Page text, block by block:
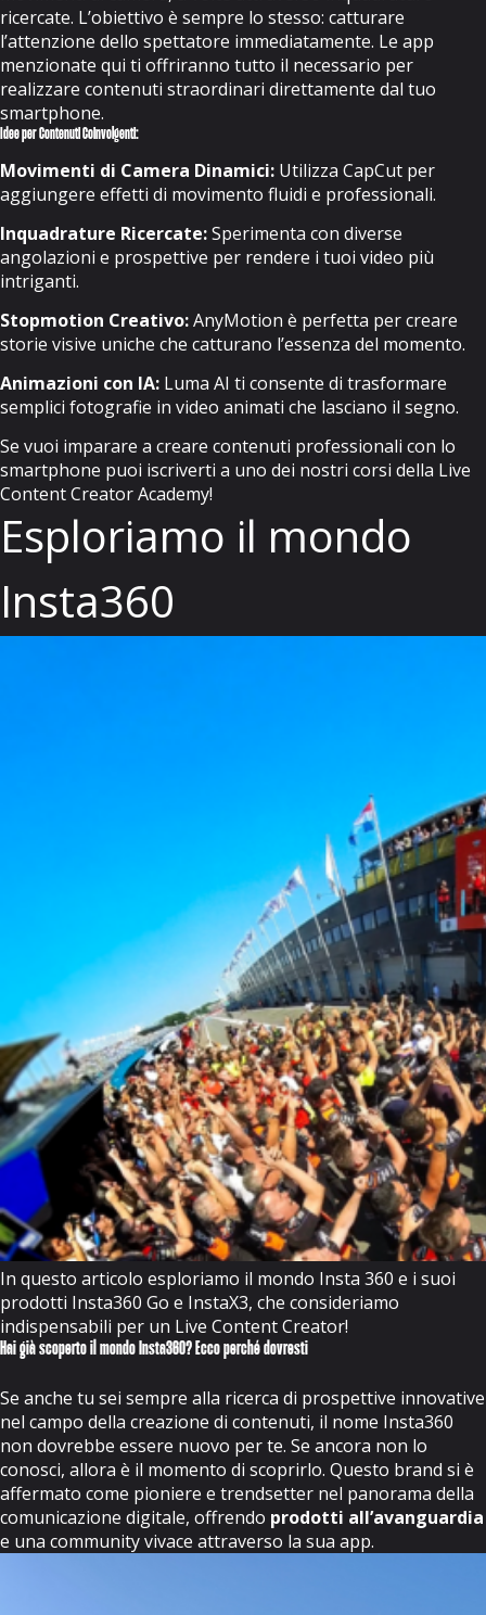
ricercate. L’obiettivo è sempre lo stesso: catturare
l’attenzione dello spettatore immediatamente. Le app
menzionate qui ti offriranno tutto il necessario per
realizzare contenuti straordinari direttamente dal tuo
smartphone.
Idee per Contenuti Coinvolgenti:
Movimenti di Camera Dinamici: Utilizza CapCut per
aggiungere effetti di movimento fluidi e professionali.
Inquadrature Ricercate:Sperimenta con diverse
angolazioni e prospettive per rendere i tuoi video più
intriganti.
Stopmotion Creativo:AnyMotion è perfetta per creare
storie visive uniche che catturano l’essenza del momento.
Animazioni con IA: Luma AI ti consente di trasformare
semplici fotografie in video animati che lasciano il segno.
Se vuoi imparare a creare contenuti professionali con lo
smartphone puoi iscriverti a uno dei nostri corsi della Live
Content Creator Academy!
Esploriamo il mondo
Insta360
In questo articolo esploriamo il mondo Insta 360 e i suoi
prodotti Insta360 Go e InstaX3, che consideriamo
indispensabili per un Live Content Creator!
Hai già scoperto il mondo Insta360? Ecco perché dovresti
Se anche tu sei sempre alla ricerca di prospettive innovative
nel campo della creazione di contenuti, il nome Insta360
non dovrebbe essere nuovo per te. Se ancora non lo
conosci, allora è il momento di scoprirlo. Questo brand si è
affermato come pioniere e trendsetter nel panorama della
comunicazione digitale, offrendo prodotti all’avanguardia
e una community vivace attraverso la sua app.